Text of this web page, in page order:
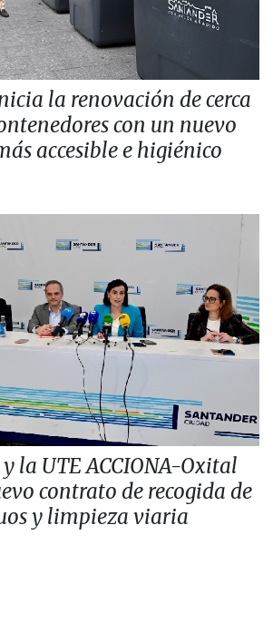
la renovación de cerca
con un nuevo
accesible e higiénico
la UTE ACCIONA-Oxital
contrato de recogida de
y limpieza viaria